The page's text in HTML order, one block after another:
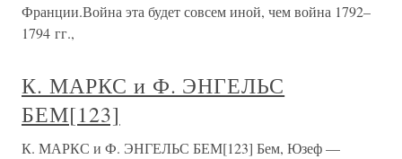
Франции.Война эта будет совсем иной, чем война 1792–
1794 гг.,
К. МАРКС и Ф. ЭНГЕЛЬС
БЕМ[123]
К. МАРКС и Ф. ЭНГЕЛЬС БЕМ[123] Бем, Юзеф —